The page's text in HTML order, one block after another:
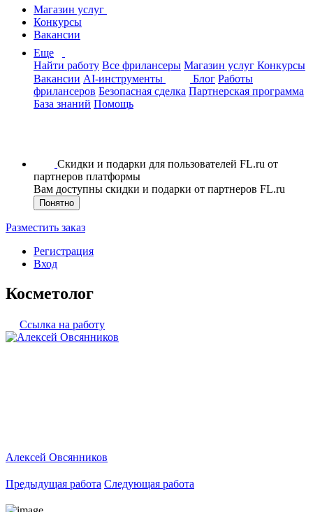
Магазин услуг
Конкурсы
Вакансии
Еще
Найти работу Все фрилансеры Магазин услуг Конкурсы
Вакансии AI-инструменты Блог Работы
фрилансеров Безопасная сделка Партнерская программа
База знаний Помощь
Скидки и подарки для пользователей FL.ru от
партнеров платформы
Вам доступны скидки и подарки от партнеров FL.ru
Понятно
Разместить заказ
Регистрация
Вход
Косметолог
Ссылка на работу
Алексей Овсянников
Предыдущая работа Следующая работа